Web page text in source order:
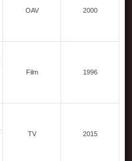
OAV 2000
Film 1996
TV 2015